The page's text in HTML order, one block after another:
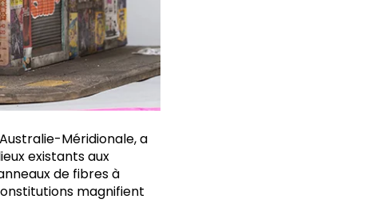
Méridionale, a
existants aux
de fibres à
magnifient